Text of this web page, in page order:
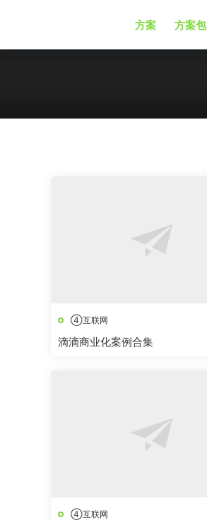
方案 方案包
④互联网
滴滴商业化案例合集
④互联网